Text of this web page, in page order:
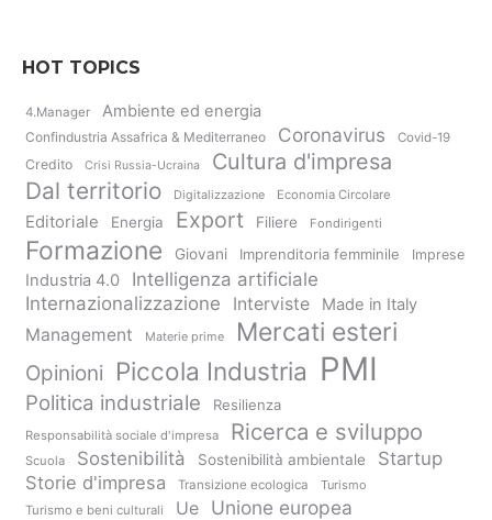
HOT TOPICS
4.Manager Ambiente ed energia
Confindustria Assafrica & Mediterraneo Coronavirus Covid-19
Credito Crisi Russia-Ucraina Cultura d'impresa
Dal territorio Digitalizzazione Economia Circolare
Editoriale Energia Export Filiere Fondirigenti
Formazione Giovani Imprenditoria femminile Imprese
Industria 4.0
Intelligenza artificiale
Internazionalizzazione
Interviste Made in Italy
Management Materie prime Mercati esteri
Opinioni Piccola Industria PMI
Politica industriale Resilienza
Responsabilità sociale d'impresa Ricerca e sviluppo
Scuola Sostenibilità Sostenibilità ambientale
Startup
Storie d'impresa
Transizione ecologica
Turismo
Turismo e beni culturali
Ue Unione europea